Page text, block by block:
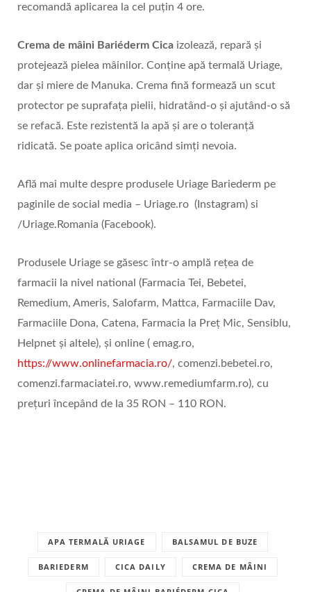
recomandă aplicarea la cel puțin 4 ore.
Crema de mâini Bariéderm Cica izolează, repară și
protejează pielea mâinilor. Conține apă termală Uriage,
dar și miere de Manuka. Crema fină formează un scut
protector pe suprafața pielii, hidratând-o și ajutând-o să
se refacă. Este rezistentă la apă și are o toleranță
ridicată. Se poate aplica oricând simți nevoia.
Află mai multe despre produsele Uriage Bariederm pe
paginile de social media – Uriage.ro (Instagram) si
/Uriage.Romania (Facebook).
Produsele Uriage se găsesc într-o amplă rețea de
farmacii la nivel national (Farmacia Tei, Bebetei,
Remedium, Ameris, Salofarm, Mattca, Farmaciile Dav,
Farmaciile Dona, Catena, Farmacia la Preț Mic, Sensiblu,
Helpnet și altele), și online ( emag.ro,
https://www.onlinefarmacia.ro/, comenzi.bebetei.ro,
comenzi.farmaciatei.ro, www.remediumfarm.ro), cu
prețuri începând de la 35 RON – 110 RON.
APA TERMALĂ URIAGE BALSAMUL DE BUZE
BARIEDERM CICA DAILY CREMA DE MÂINI